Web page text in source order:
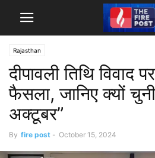
Rajasthan
दीपावली तिथि विवाद
फैसला, जानिए क्यों
अक्टूबर”
By fire post - October 15, 2024